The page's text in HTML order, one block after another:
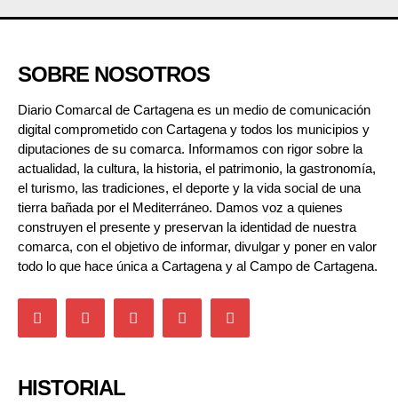
SOBRE NOSOTROS
Diario Comarcal de Cartagena es un medio de comunicación
digital comprometido con Cartagena y todos los municipios y
diputaciones de su comarca. Informamos con rigor sobre la
actualidad, la cultura, la historia, el patrimonio, la gastronomía,
el turismo, las tradiciones, el deporte y la vida social de una
tierra bañada por el Mediterráneo. Damos voz a quienes
construyen el presente y preservan la identidad de nuestra
comarca, con el objetivo de informar, divulgar y poner en valor
todo lo que hace única a Cartagena y al Campo de Cartagena.
HISTORIAL